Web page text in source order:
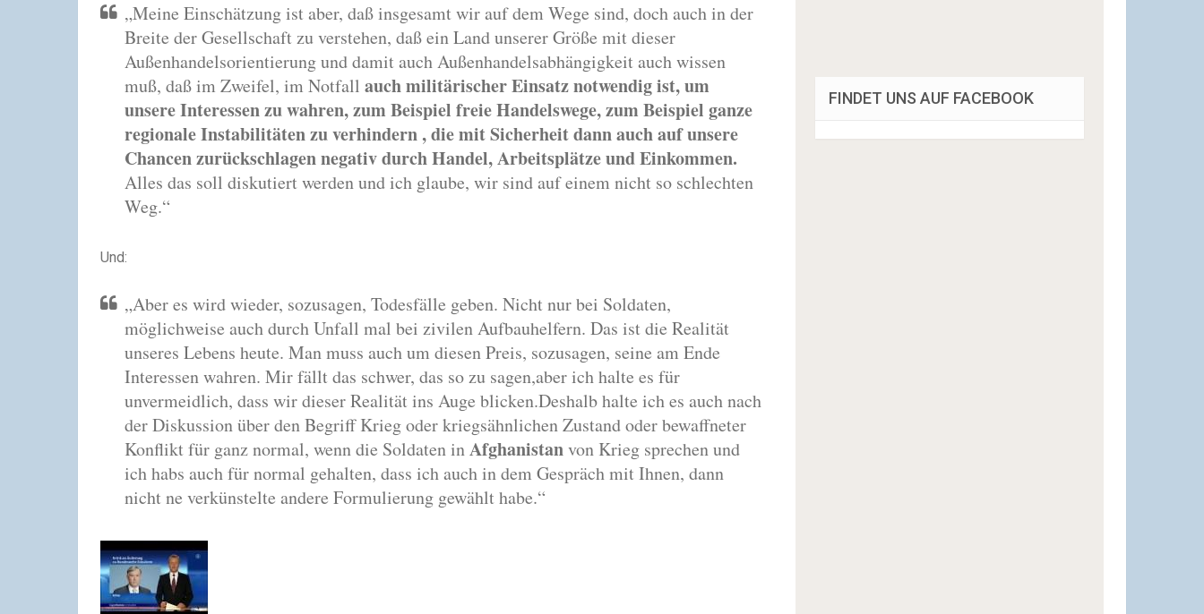
„Meine Einschätzung ist aber, daß insgesamt wir auf dem Wege sind, doch auch in der
Breite der Gesellschaft zu verstehen, daß ein Land unserer Größe mit dieser
Außenhandelsorientierung und damit auch Außenhandelsabhängigkeit auch wissen
muß, daß im Zweifel, im Notfall auch militärischer Einsatz notwendig ist, um
unsere Interessen zu wahren, zum Beispiel freie Handelswege, zum Beispiel ganze
regionale Instabilitäten zu verhindern , die mit Sicherheit dann auch auf unsere
Chancen zurückschlagen negativ durch Handel, Arbeitsplätze und Einkommen.
Alles das soll diskutiert werden und ich glaube, wir sind auf einem nicht so schlechten
Weg.“
Und:
„Aber es wird wieder, sozusagen, Todesfälle geben. Nicht nur bei Soldaten,
möglichweise auch durch Unfall mal bei zivilen Aufbauhelfern. Das ist die Realität
unseres Lebens heute. Man muss auch um diesen Preis, sozusagen, seine am Ende
Interessen wahren. Mir fällt das schwer, das so zu sagen,aber ich halte es für
unvermeidlich, dass wir dieser Realität ins Auge blicken.Deshalb halte ich es auch nach
der Diskussion über den Begriff Krieg oder kriegsähnlichen Zustand oder bewaffneter
Konflikt für ganz normal, wenn die Soldaten inAfghanistanvon Krieg sprechen und
ich habs auch für normal gehalten, dass ich auch in dem Gespräch mit Ihnen, dann
nicht ne verkünstelte andere Formulierung gewählt habe.“
FINDET UNS AUF FACEBOOK